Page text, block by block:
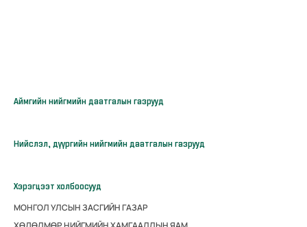
Аймгийн нийгмийн даатгалын газрууд
Нийслэл, дүүргийн нийгмийн даатгалын газрууд
Хэрэгцээт холбоосууд
МОНГОЛ УЛСЫН ЗАСГИЙН ГАЗАР